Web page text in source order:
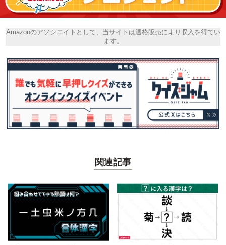
Amazonのアソシエイトとして、当サイトは適格販売により収入を得てい
ます。
関連記事